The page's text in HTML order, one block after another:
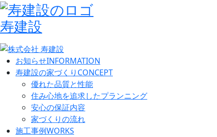
寿建設
お知らせINFORMATION
寿建設の家づくり CONCEPT
優れた品質と性能
住み心地を追求したプランニング
安心の保証内容
家づくりの流れ
施工事例WORKS